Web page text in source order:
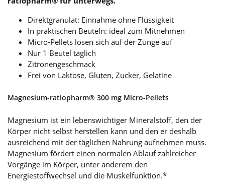
Direktgranulat: Einnahme ohne Flüssigkeit
In praktischen Beuteln: ideal zum Mitnehmen
Micro-Pellets lösen sich auf der Zunge auf
Nur 1 Beutel täglich
Zitronengeschmack
Frei von Laktose, Gluten, Zucker, Gelatine
Magnesium-ratiopharm® 300 mg Micro-Pellets
Magnesium ist ein lebenswichtiger Mineralstoff, den der
Körper nicht selbst herstellen kann und den er deshalb
ausreichend mit der täglichen Nahrung aufnehmen muss.
Magnesium fördert einen normalen Ablauf zahlreicher
Vorgänge im Körper, unter anderem den
Energiestoffwechsel und die Muskelfunktion.*